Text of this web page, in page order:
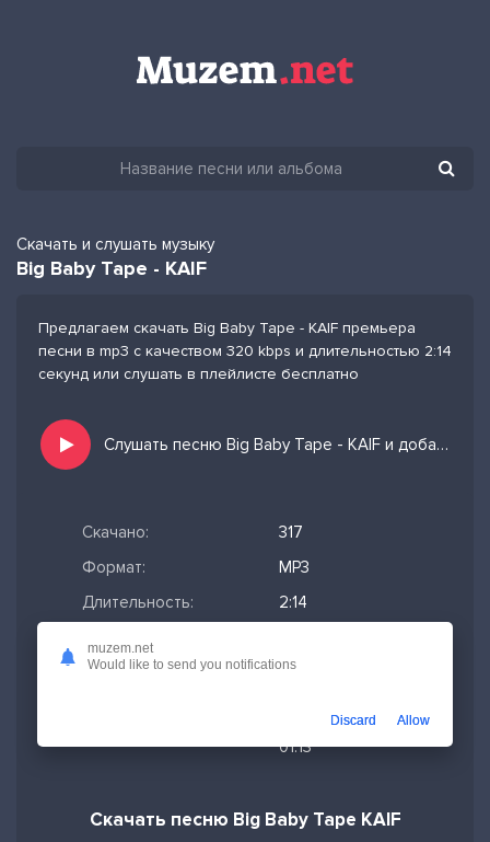
Скачать и слушать музыку
Big Baby Tape - KAIF
Предлагаем скачать Big Baby Tape - KAIF премьера
песни в mp3 с качеством 320 kbps и длительностью 2:14
секунд или слушать в плейлисте бесплатно
Слушать песню Big Baby Tape - KAIF и добавить в избранных
Скачано:
317
Формат:
MP3
Длительность:
2:14
Качество mp3:
320 кбит/с,
20-02-2026,
01:13
Скачать песню Big Baby Tape KAIF
muzem.net
Would like to send you notifications
Discard Allow